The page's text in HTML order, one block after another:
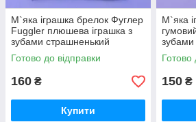
М`яка іграшка брелок Фуглер
Fuggler плюшева іграшка з
зубами страшненький
улюбленець Фаглер
Готово до відправки
160 ₴
Купити
М`яка
зубами
Готово
150 ₴